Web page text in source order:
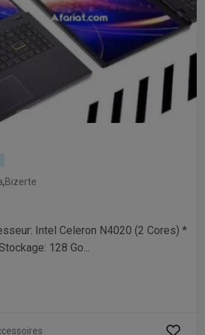
,Bizerte
Intel Celeron N4020 (2 Cores) *
128 Go...